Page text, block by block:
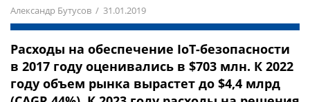
Александр Бутусов / 31.01.2019
Расходы на обеспечение IoT-безопасности
в 2017 году оценивались в $703 млн. К 2022
году объем рынка вырастет до $4,4 млрд